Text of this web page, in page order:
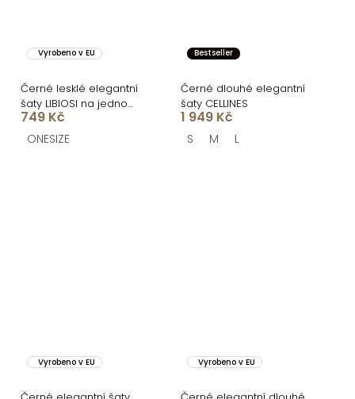
Vyrobeno v EU
Černé lesklé elegantní
šaty LIBIOSI na jedno
rameno
749 Kč
ONESIZE
Bestseller
Černé dlouhé elegantní
šaty CELLINES
1 949 Kč
S M L
Vyrobeno v EU Vyrobeno v EU